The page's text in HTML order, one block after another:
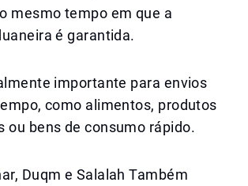
mesmo tempo em que a
é garantida.
importante para envios
como alimentos, produtos
ou bens de consumo rápido.
Duqm e Salalah Também